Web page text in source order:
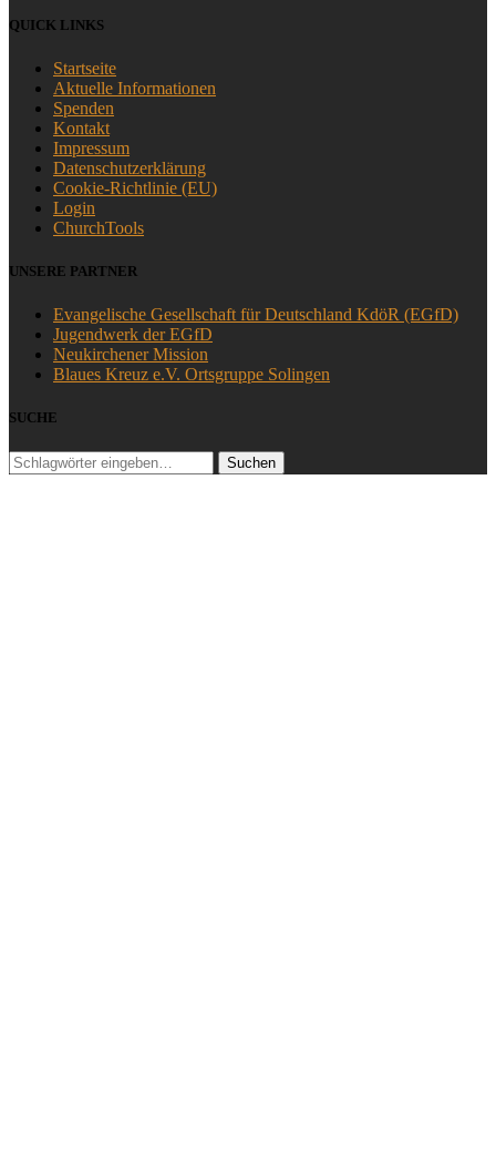
QUICK LINKS
Startseite
Aktuelle Informationen
Spenden
Kontakt
Impressum
Datenschutzerklärung
Cookie-Richtlinie (EU)
Login
ChurchTools
UNSERE PARTNER
Evangelische Gesellschaft für Deutschland KdöR (EGfD)
Jugendwerk der EGfD
Neukirchener Mission
Blaues Kreuz e.V. Ortsgruppe Solingen
SUCHE